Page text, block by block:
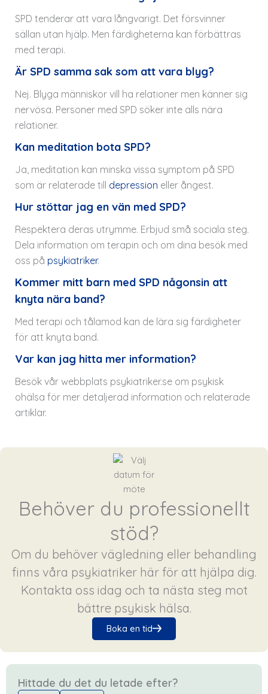
SPD tenderar att vara långvarigt. Det försvinner
sällan utan hjälp. Men färdigheterna kan förbättras
med terapi.
Är SPD samma sak som att vara blyg?
Nej. Blyga människor vill ha relationer men känner sig
nervösa. Personer med SPD söker inte alls nära
relationer.
Kan meditation bota SPD?
Ja, meditation kan minska vissa symptom på SPD
som är relaterade till depression eller ångest.
Hur stöttar jag en vän med SPD?
Respektera deras utrymme. Erbjud små sociala steg.
Dela information om terapin och om dina besök med
oss på psykiatriker.
Kommer mitt barn med SPD någonsin att
knyta nära band?
Med terapi och tålamod kan de lära sig färdigheter
för att knyta band.
Var kan jag hitta mer information?
Besök vår webbplats psykiatriker.se om psykisk
ohälsa för mer detaljerad information och relaterade
artiklar.
Behöver du professionellt
stöd?
Om du behöver vägledning eller behandling
finns våra psykiatriker här för att hjälpa dig.
Kontakta oss idag och ta nästa steg mot
bättre psykisk hälsa.
Boka en tid
Hittade du det du letade efter?